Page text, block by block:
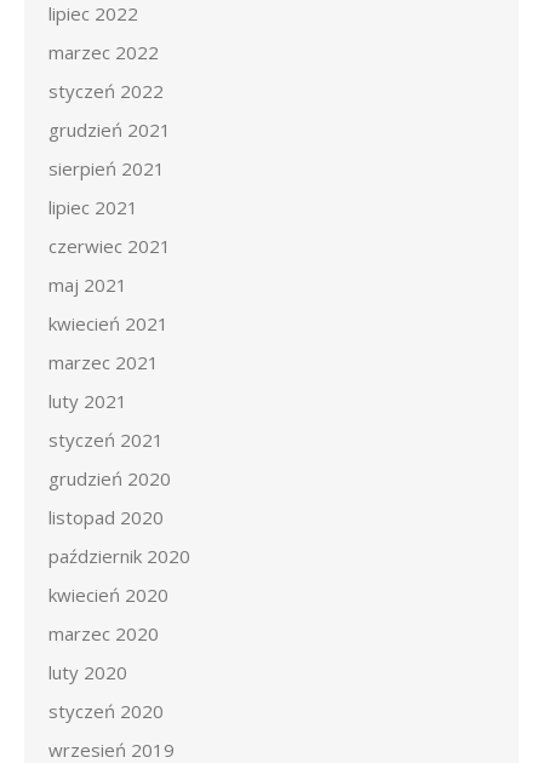
lipiec 2022
marzec 2022
styczeń 2022
grudzień 2021
sierpień 2021
lipiec 2021
czerwiec 2021
maj 2021
kwiecień 2021
marzec 2021
luty 2021
styczeń 2021
grudzień 2020
listopad 2020
październik 2020
kwiecień 2020
marzec 2020
luty 2020
styczeń 2020
wrzesień 2019